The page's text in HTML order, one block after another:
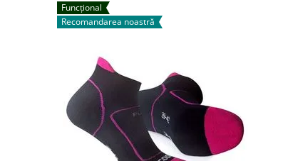
Funcțional
Recomandarea noastră